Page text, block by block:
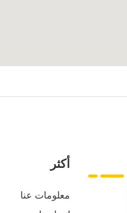
أكثر
معلومات عنا